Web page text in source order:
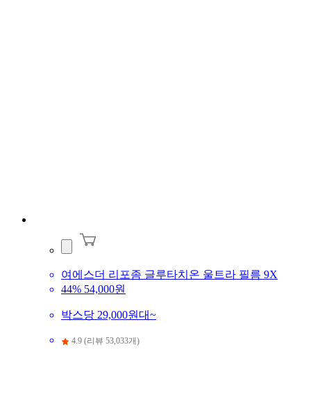
여에스더 리포좀 글루타치온 울트라 필름 9X
44% 54,000원
박스당 29,000원대~
4.9 (리뷰 53,033개)